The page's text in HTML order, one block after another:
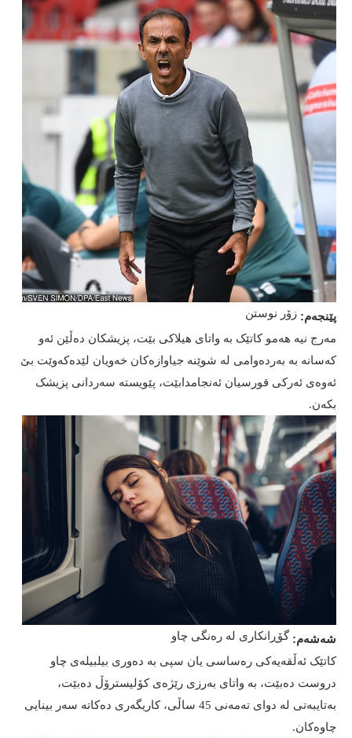
پێنجەم: زۆر نوستن
مەرج نیە هەمو کاتێک بە واتای هیلاکی بێت، پزیشکان دەڵێن ئەو
کەسانە بە بەردەوامی لە شوێنە جیاوازەکان خەویان لێدەکەوێت بێ
ئەوەی ئەرکی قورسیان ئەنجامدابێت، پێویستە سەردانی پزیشک
بکەن.
شەشەم: گۆڕانکاری لە رەنگی چاو
کاتێک ئەڵقەیەکی رەساسی یان سپی بە دەوری بیلبیلەی چاو
دروست دەبێت، بە واتای بەرزی رێژەی کۆلیسترۆڵ دەبێت،
بەتایبەتی لە دوای تەمەنی 45 ساڵی، کاریگەری دەکاتە سەر بینایی
چاوەکان.